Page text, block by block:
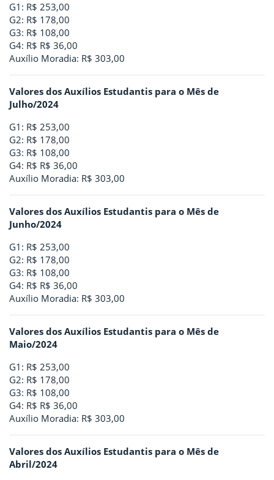
G1: R$ 253,00
G2: R$ 178,00
G3: R$ 108,00
G4: R$ R$ 36,00
Auxílio Moradia: R$ 303,00
Valores dos Auxílios Estudantis para o Mês de
Julho/2024
G1: R$ 253,00
G2: R$ 178,00
G3: R$ 108,00
G4: R$ R$ 36,00
Auxílio Moradia: R$ 303,00
Valores dos Auxílios Estudantis para o Mês de
Junho/2024
G1: R$ 253,00
G2: R$ 178,00
G3: R$ 108,00
G4: R$ R$ 36,00
Auxílio Moradia: R$ 303,00
Valores dos Auxílios Estudantis para o Mês de
Maio/2024
G1: R$ 253,00
G2: R$ 178,00
G3: R$ 108,00
G4: R$ R$ 36,00
Auxílio Moradia: R$ 303,00
Valores dos Auxílios Estudantis para o Mês de
Abril/2024